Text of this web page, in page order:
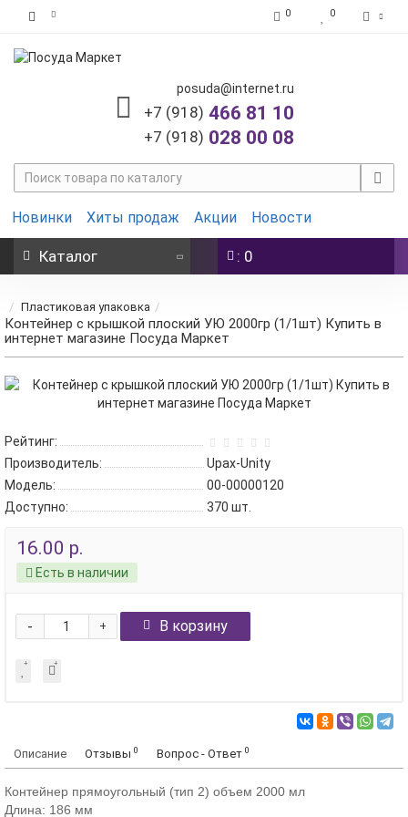
0 0
posuda@internet.ru
+7 (918) 466 81 10
+7 (918) 028 00 08
Новинки Хиты продаж Акции Новости
Каталог : 0
Пластиковая упаковка
Контейнер с крышкой плоский УЮ 2000гр (1/1шт) Купить в
интернет магазине Посуда Маркет
Рейтинг:
Производитель:
Upax-Unity
Модель:
00-00000120
Доступно:
370 шт.
16.00 р.
Есть в наличии
+
- В корзину
Описание Отзывы 0 Вопрос - Ответ 0
Контейнер прямоугольный (тип 2) объем 2000 мл
Длина: 186 мм